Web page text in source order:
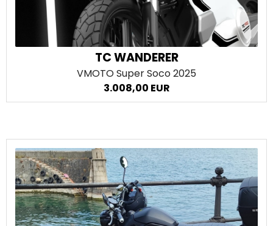
TC WANDERER
VMOTO Super Soco2025
3.008,00 EUR